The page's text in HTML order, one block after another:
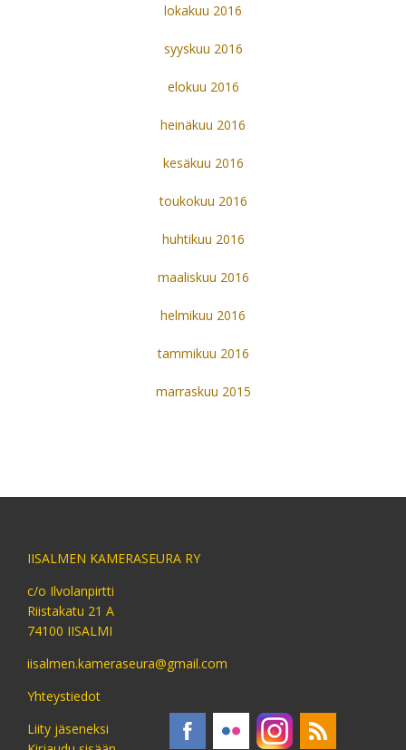
lokakuu 2016
syyskuu 2016
elokuu 2016
heinäkuu 2016
kesäkuu 2016
toukokuu 2016
huhtikuu 2016
maaliskuu 2016
helmikuu 2016
tammikuu 2016
marraskuu 2015
IISALMEN KAMERASEURA RY
c/o Ilvolanpirtti
Riistakatu 21 A
74100 IISALMI
iisalmen.kameraseura@gmail.com
Yhteystiedot
Liity jäseneksi